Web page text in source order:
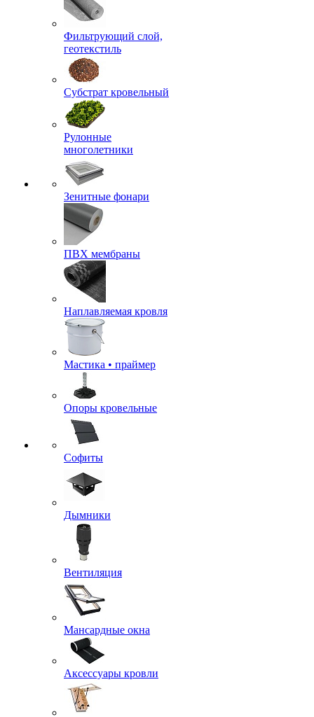
Фильтрующий слой,
геотекстиль
Субстрат кровельный
Рулонные
многолетники
Зенитные фонари
ПВХ мембраны
Наплавляемая кровля
Мастика • праймер
Опоры кровельные
Софиты
Дымники
Вентиляция
Мансардные окна
Аксессуары кровли